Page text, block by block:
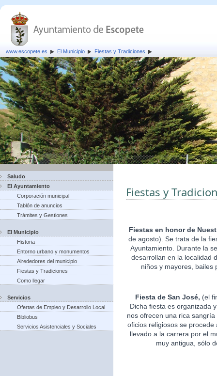
www.escopete.es El Municipio Fiestas y Tradiciones
Saludo
El Ayuntamiento
Corporación municipal
Tablón de anuncios
Trámites y Gestiones
El Municipio
Historia
Entorno urbano y monumentos
Alrededores del municipio
Fiestas y Tradiciones
Como llegar
Servicios
Ofertas de Empleo y Desarrollo Local
Bibliobus
Servicios Asistenciales y Sociales
Fiestas y
Fiestas en honor de
de agosto). Se trata de la
Ayuntamiento. Durante la
desarrollan en la localidad
niños y mayores, bailes
Fiesta de San José, (el
Dicha fiesta es organizada
nos ofrecen una rica
oficios religiosos se
llevado a la carrera por el
muy antigua, sólo